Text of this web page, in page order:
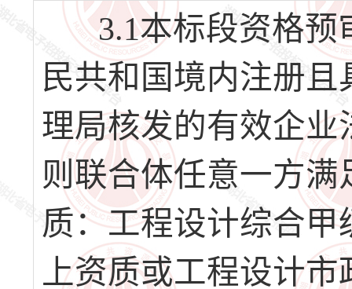
3.1本标段资格预
民共和国境内注册
理局核发的有效企
则联合体任意一方
质：工程设计综合
上资质或工程设计